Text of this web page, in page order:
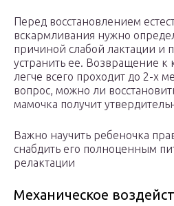
Перед восстановлением
вскармливания нужно
причиной слабой лактации и
устранить ее. Возвращение
легче всего проходит до 2-х
вопрос, можно ли
мамочка получит
Важно научить ребеночка
снабдить его полноценным
релактации
Механическое